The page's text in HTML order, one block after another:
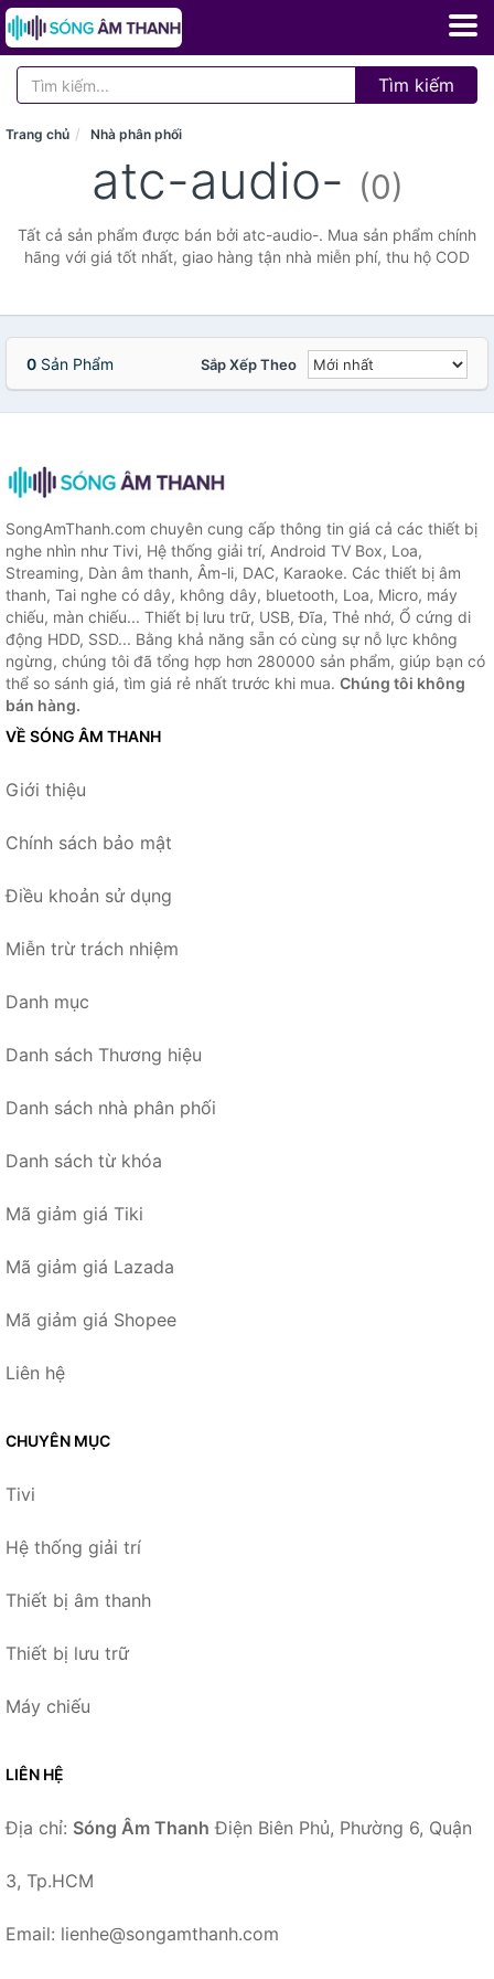
Tìm kiếm
Trang chủ Nhà phân phối
atc-audio- (0)
Tất cả sản phẩm được bán bởi atc-audio-. Mua sản phẩm chính
hãng với giá tốt nhất, giao hàng tận nhà miễn phí, thu hộ COD
0 Sản Phẩm Sắp Xếp Theo
SongAmThanh.com chuyên cung cấp thông tin giá cả các thiết bị
nghe nhìn như Tivi, Hệ thống giải trí, Android TV Box, Loa,
Streaming, Dàn âm thanh, Âm-li, DAC, Karaoke. Các thiết bị âm
thanh, Tai nghe có dây, không dây, bluetooth, Loa, Micro, máy
chiếu, màn chiếu... Thiết bị lưu trữ, USB, Đĩa, Thẻ nhớ, Ổ cứng di
động HDD, SSD... Bằng khả năng sẵn có cùng sự nỗ lực không
ngừng, chúng tôi đã tổng hợp hơn 280000 sản phẩm, giúp bạn có
thể so sánh giá, tìm giá rẻ nhất trước khi mua. Chúng tôi không
bán hàng.
VỀ SÓNG ÂM THANH
Giới thiệu
Chính sách bảo mật
Điều khoản sử dụng
Miễn trừ trách nhiệm
Danh mục
Danh sách Thương hiệu
Danh sách nhà phân phối
Danh sách từ khóa
Mã giảm giá Tiki
Mã giảm giá Lazada
Mã giảm giá Shopee
Liên hệ
CHUYÊN MỤC
Tivi
Hệ thống giải trí
Thiết bị âm thanh
Thiết bị lưu trữ
Máy chiếu
LIÊN HỆ
Địa chỉ: Sóng Âm Thanh Điện Biên Phủ, Phường 6, Quận
3, Tp.HCM
Email: lienhe@songamthanh.com